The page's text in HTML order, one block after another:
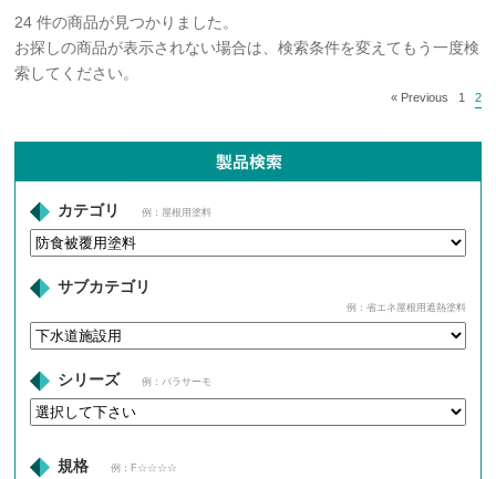
24 件の商品が見つかりました。
お探しの商品が表示されない場合は、検索条件を変えてもう一度検
索してください。
« Previous 1 2
カテゴリ 例：屋根用塗料
サブカテゴリ
例：省エネ屋根用遮熱塗料
シリーズ 例：パラサーモ
規格 例：F☆☆☆☆